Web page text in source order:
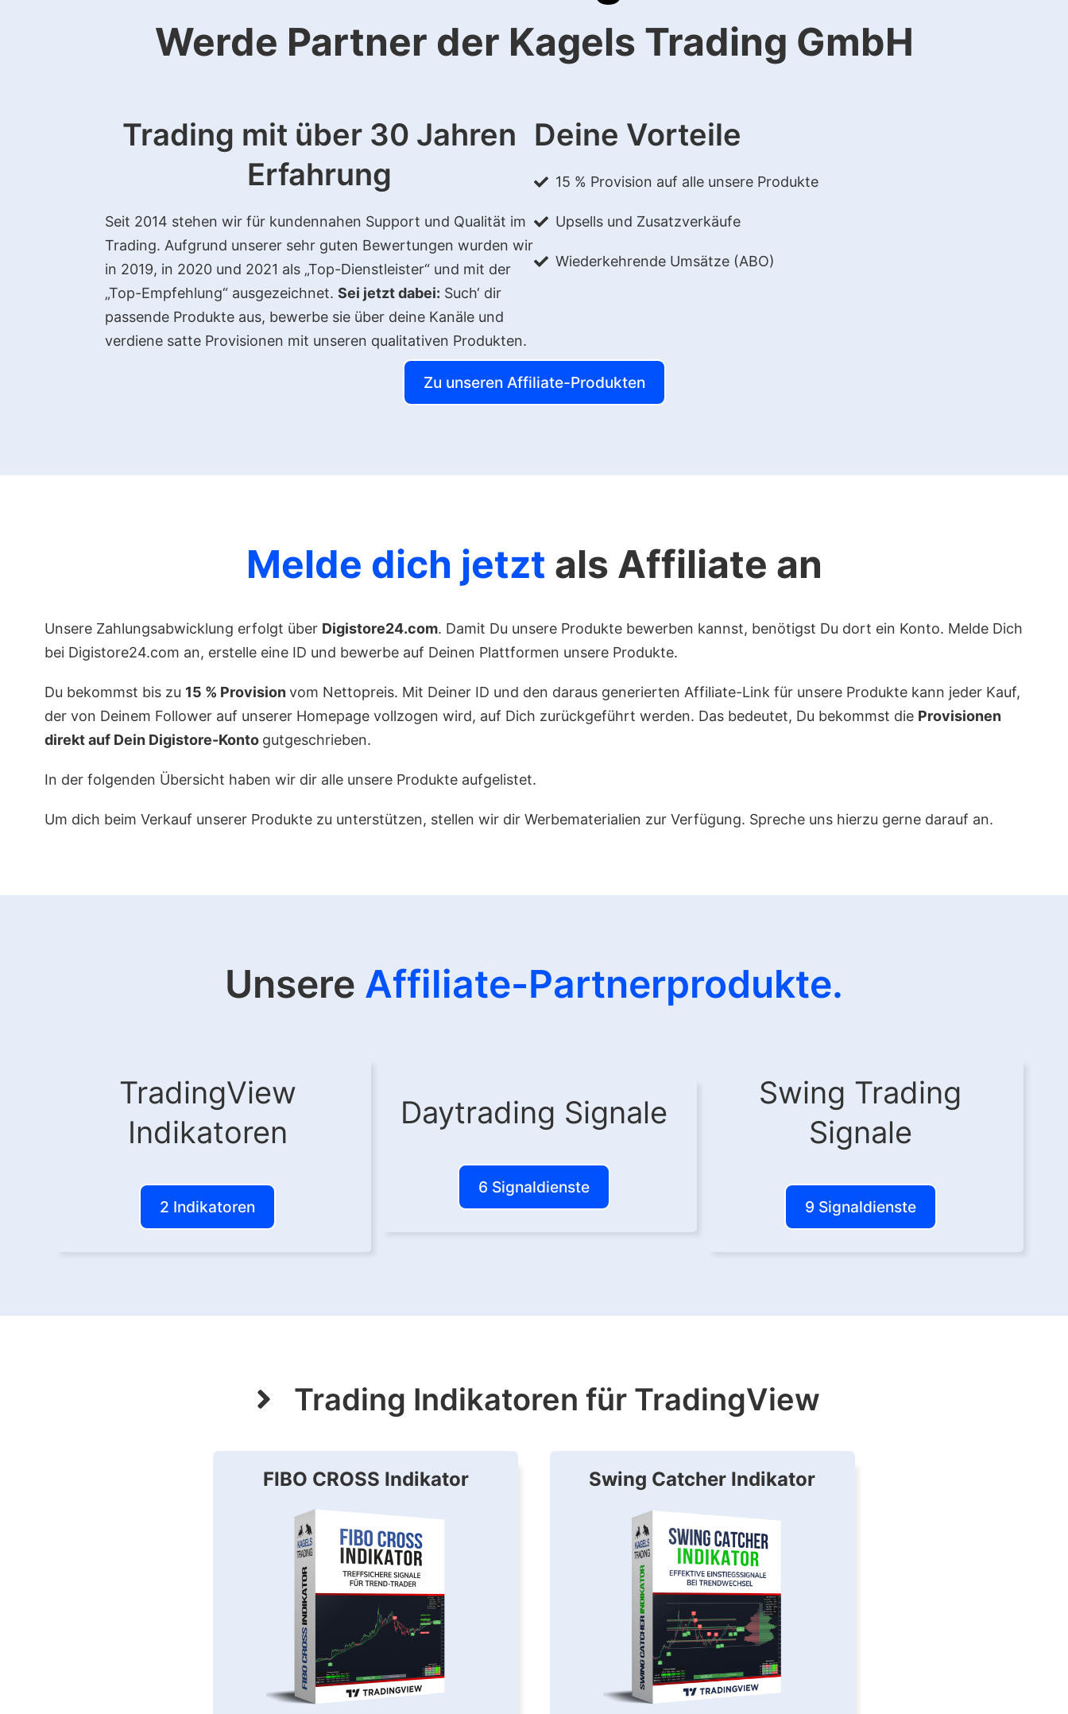
Werde Partner der Kagels Trading GmbH
Trading mit über 30 Jahren
Erfahrung
Seit 2014 stehen wir für kundennahen Support und Qualität im
Trading. Aufgrund unserer sehr guten Bewertungen wurden wir
in 2019, in 2020 und 2021 als „Top-Dienstleister“ und mit der
„Top-Empfehlung“ ausgezeichnet. Sei jetzt dabei: Such‘ dir
passende Produkte aus, bewerbe sie über deine Kanäle und
verdiene satte Provisionen mit unseren qualitativen Produkten.
Deine Vorteile
15 % Provision auf alle unsere Produkte
Upsells und Zusatzverkäufe
Wiederkehrende Umsätze (ABO)
Zu unseren Affiliate-Produkten
Melde dich jetzt als Affiliate an
Unsere Zahlungsabwicklung erfolgt über Digistore24.com. Damit Du unsere Produkte bewerben kannst, benötigst Du dort ein Konto. Melde Dich
bei Digistore24.com an, erstelle eine ID und bewerbe auf Deinen Plattformen unsere Produkte.
Du bekommst bis zu 15 % Provisionvom Nettopreis. Mit Deiner ID und den daraus generierten Affiliate-Link für unsere Produkte kann jeder Kauf,
der von Deinem Follower auf unserer Homepage vollzogen wird, auf Dich zurückgeführt werden. Das bedeutet, Du bekommst die Provisionen
direkt auf Dein Digistore-Konto gutgeschrieben.
In der folgenden Übersicht haben wir dir alle unsere Produkte aufgelistet.
Um dich beim Verkauf unserer Produkte zu unterstützen, stellen wir dir Werbematerialien zur Verfügung. Spreche uns hierzu gerne darauf an.
Unsere Affiliate-Partnerprodukte.
TradingView
Indikatoren
2 Indikatoren
Daytrading Signale
6 Signaldienste
Swing Trading
Signale
9 Signaldienste
Trading Indikatoren für TradingView
FIBO CROSS Indikator Swing Catcher Indikator